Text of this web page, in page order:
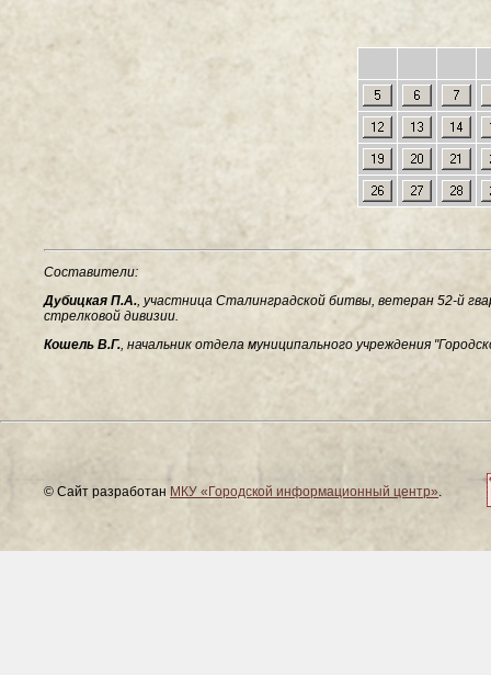
Составители:
Дубицкая П.А., участница Сталинградской битвы, ветеран 52-й
стрелковой дивизии.
Кошель В.Г., начальник отдела муниципального учреждения
© Сайт разработан МКУ «Городской информационный центр».